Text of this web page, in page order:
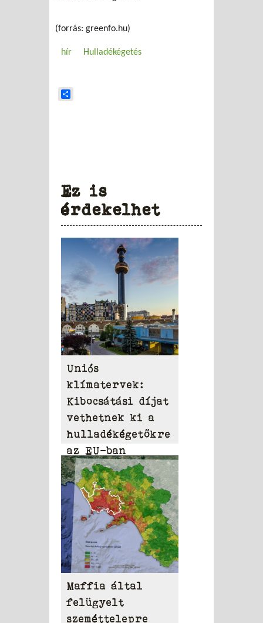
(forrás: greenfo.hu)
hír Hulladékégetés
Ez is
érdekelhet
Uniós
klímatervek:
Kibocsátási díjat
vethetnek ki a
hulladékégetőkre
az EU-ban
Maffia által
felügyelt
szeméttelepre